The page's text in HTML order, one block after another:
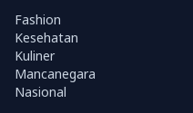
Fashion
Kesehatan
Kuliner
Mancanegara
Nasional